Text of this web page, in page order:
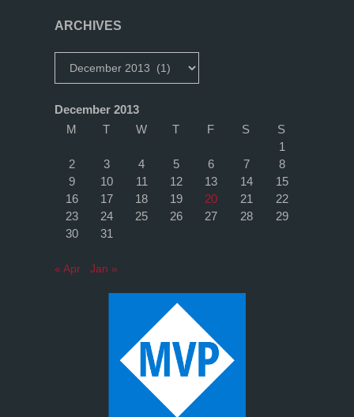
ARCHIVES
December 2013
M
T W T F S
S
1
2
3 4 5 6 7
8
9
10 11 12 13 14
15
16
17 18 19 20 21
22
23
24 25 26 27 28
29
30
31
« Apr Jan »